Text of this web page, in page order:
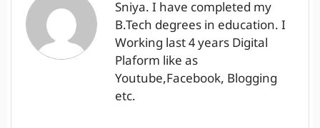
Sniya. I have completed my
B.Tech degrees in education. I
Working last 4 years Digital
Plaform like as
Youtube,Facebook, Blogging
etc.